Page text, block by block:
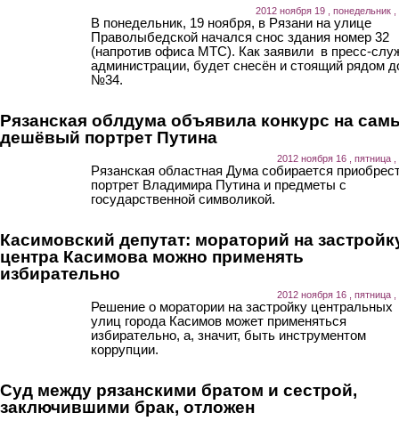
2012 ноября 19 , понедельник ,
В понедельник, 19 ноября, в Рязани на улице
Праволыбедской начался снос здания номер 32
(напротив офиса МТС). Как заявили в пресс-
администрации, будет снесён и стоящий рядом
№34.
Рязанская облдума объявила конкурс на
дешёвый портрет Путина
2012 ноября 16 , пятница ,
Рязанская областная Дума собирается
портрет Владимира Путина и предметы с
государственной символикой.
Касимовский депутат: мораторий на
центра Касимова можно применять
избирательно
2012 ноября 16 , пятница ,
Решение о моратории на застройку центральных
улиц города Касимов может применяться
избирательно, а, значит, быть инструментом
коррупции.
Суд между рязанскими братом и сестрой,
заключившими брак, отложен